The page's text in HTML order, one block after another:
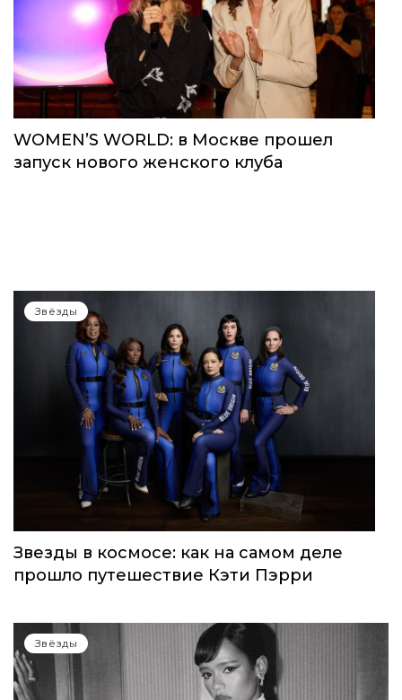
WOMEN’S WORLD: в Москве прошел
запуск нового женского клуба
Звёзды
Звезды в космосе: как на самом деле
прошло путешествие Кэти Пэрри
Звёзды